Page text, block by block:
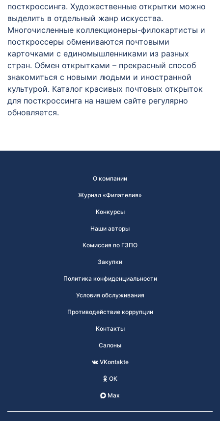
посткроссинга. Художественные открытки можно
выделить в отдельный жанр искусства.
Многочисленные коллекционеры-филокартисты и
посткроссеры обмениваются почтовыми
карточками с единомышленниками из разных
стран. Обмен открытками – прекрасный способ
знакомиться с новыми людьми и иностранной
культурой. Каталог красивых почтовых открыток
для посткроссинга на нашем сайте регулярно
обновляется.
О компании
Журнал «Филателия»
Конкурсы
Наши авторы
Комиссия по ГЗПО
Закупки
Политика конфиденциальности
Условия обслуживания
Противодействие коррупции
Контакты
Салоны
VKontakte
OK
Max